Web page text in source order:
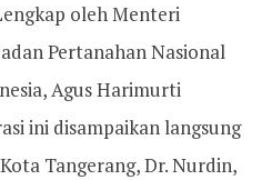
oleh Menteri
Pertanahan Nasional
Agus Harimurti
ini disampaikan langsung
Tangerang, Dr. Nurdin,